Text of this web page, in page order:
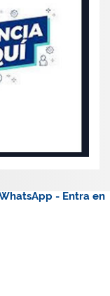
- Entra en